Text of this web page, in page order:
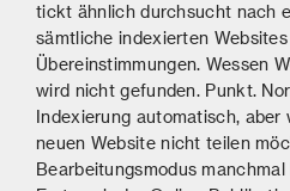
tickt ähnlich durchsucht nach
sämtliche indexierten
Übereinstimmungen. Wessen
wird nicht gefunden. Punkt.
Indexierung automatisch, aber
neuen Website nicht teilen
Bearbeitungsmodus